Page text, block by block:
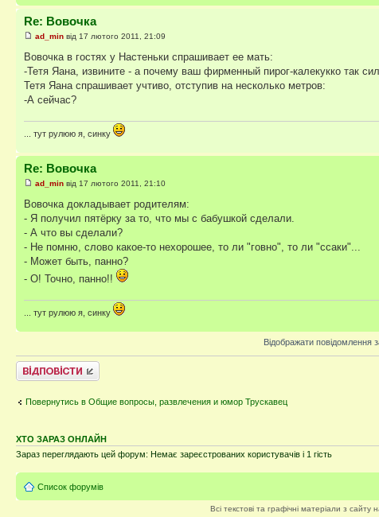
Re: Вовочка
ad_min від 17 лютого 2011, 21:09
Вовочка в гостях у Настеньки спрашивает ее мать:
-Тетя Яана, извините - а почему ваш фирменный пирог-калекукко так
Тетя Яана спрашивает учтиво, отступив на несколько метров:
-А сейчас?
... тут рулюю я, синку
Re: Вовочка
ad_min від 17 лютого 2011, 21:10
Вовочка докладывает родителям:
- Я получил пятёрку за то, что мы с бабушкой сделали.
- А что вы сделали?
- Не помню, слово какое-то нехорошее, то ли "говно", то ли "ссаки"...
- Может быть, панно?
- О! Точно, панно!!
... тут рулюю я, синку
Відображати повідомлення
Відповісти
Повернутись в Общие вопросы, развлечения и юмор Трускавец
ХТО ЗАРАЗ ОНЛАЙН
Зараз переглядають цей форум: Немає зареєстрованих користувачів і 1 гість
Список форумів
Всі текстові та графічні матеріали з сайту